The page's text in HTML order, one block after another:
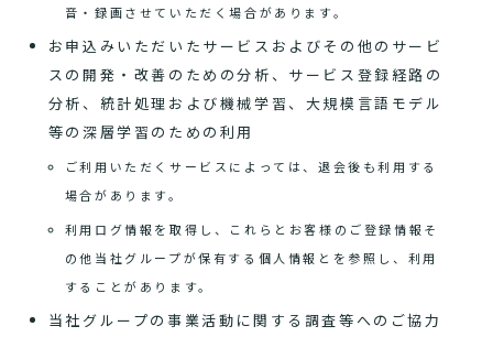
音・録画させていただく場合があります。
お申込みいただいたサービスおよびその他のサービ
スの開発・改善のための分析、サービス登録経路の
分析、統計処理および機械学習、大規模言語モデル
等の深層学習のための利用
ご利用いただくサービスによっては、退会後も利用する
場合があります。
利用ログ情報を取得し、これらとお客様のご登録情報そ
の他当社グループが保有する個人情報とを参照し、利用
することがあります。
当社グループの事業活動に関する調査等へのご協力